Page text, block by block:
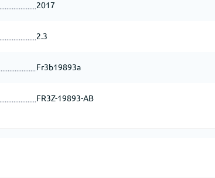
2017
2.3
Fr3b19893a
FR3Z-19893-AB